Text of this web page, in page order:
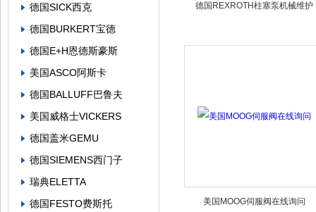
德国SICK西克
德国BURKERT宝德
德国E+H恩德斯豪斯
美国ASCO阿斯卡
德国BALLUFF巴鲁夫
美国威格士VICKERS
德国盖米GEMU
德国SIEMENS西门子
瑞典ELETTA
德国FESTO费斯托
德国REXROTH柱塞泵机械维护
美国MOOG伺服阀在线询问